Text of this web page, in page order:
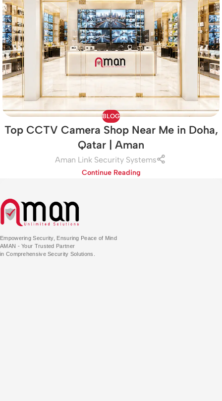
BLOG
Top CCTV Camera Shop Near Me in Doha,
Qatar | Aman
Aman Link Security Systems
Continue Reading
Empowering Security, Ensuring Peace of Mind
AMAN - Your Trusted Partner
in Comprehensive Security Solutions.